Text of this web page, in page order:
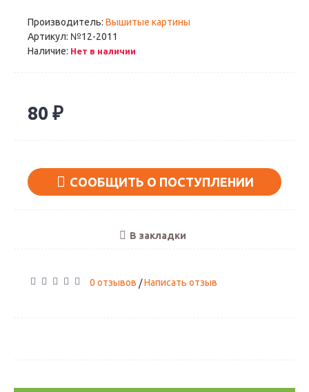
Производитель: Вышитые картины
Артикул: №12-2011
Наличие: Нет в наличии
80 ₽
СООБЩИТЬ О ПОСТУПЛЕНИИ
В закладки
0 отзывов /Написать отзыв